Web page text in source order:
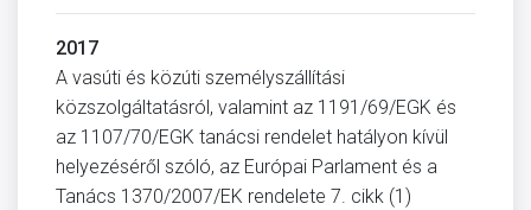
2017
A vasúti és közúti személyszállítási
közszolgáltatásról, valamint az 1191/69/EGK és
az 1107/70/EGK tanácsi rendelet hatályon kívül
helyezéséről szóló, az Európai Parlament és a
Tanács 1370/2007/EK rendelete 7. cikk (1)